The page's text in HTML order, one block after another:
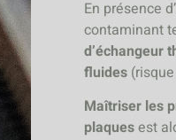
En présence
contaminant
d’échangeur
fluides
Maîtriser les
plaquesest